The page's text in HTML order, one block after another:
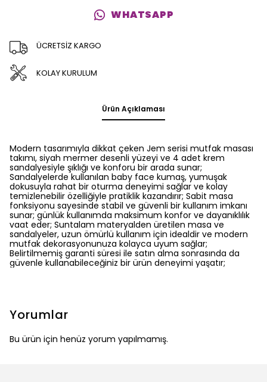
WHATSAPP
ÜCRETSİZ KARGO
KOLAY KURULUM
Ürün Açıklaması
Modern tasarımıyla dikkat çeken Jem serisi mutfak masası
takımı, siyah mermer desenli yüzeyi ve 4 adet krem
sandalyesiyle şıklığı ve konforu bir arada sunar;
Sandalyelerde kullanılan baby face kumaş, yumuşak
dokusuyla rahat bir oturma deneyimi sağlar ve kolay
temizlenebilir özelliğiyle pratiklik kazandırır; Sabit masa
fonksiyonu sayesinde stabil ve güvenli bir kullanım imkanı
sunar; günlük kullanımda maksimum konfor ve dayanıklılık
vaat eder; Suntalam materyalden üretilen masa ve
sandalyeler, uzun ömürlü kullanım için idealdir ve modern
mutfak dekorasyonunuza kolayca uyum sağlar;
Belirtilmemiş garanti süresi ile satın alma sonrasında da
güvenle kullanabileceğiniz bir ürün deneyimi yaşatır;
Yorumlar
Bu ürün için henüz yorum yapılmamış.